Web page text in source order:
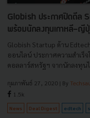
Globish ประกาศปิดดีล
พร้อมนักลงทุนเกาหลี-ญี
Globish Startup ด้าน
ออนไลน์ ประกาศความสำเร็
ดอลลาร์สหรัฐฯ จากนักลงทุน
กุมภาพันธ์ 27, 2020 | By
1.5k
News Deal Digest edtech